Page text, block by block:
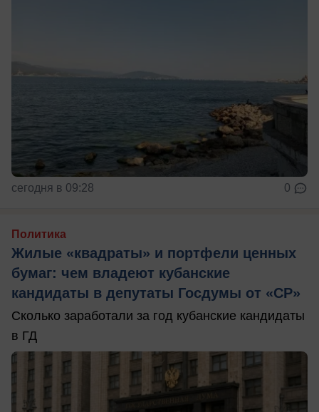
сегодня в 09:28 0
Политика
Жилые «квадраты» и портфели ценных
бумаг: чем владеют кубанские
кандидаты в депутаты Госдумы от «СР»
Сколько заработали за год кубанские кандидаты
в ГД